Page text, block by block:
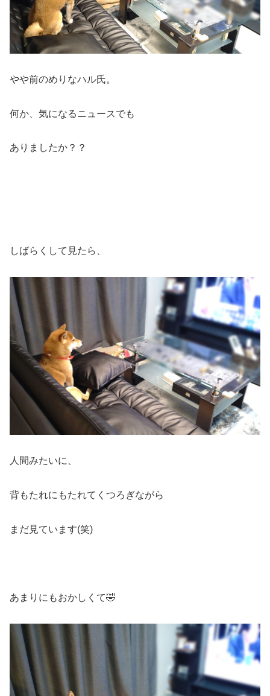
やや前のめりなハル氏。
何か、気になるニュースでも
ありましたか？？
しばらくして見たら、
人間みたいに、
背もたれにもたれてくつろぎながら
まだ見ています(笑)
あまりにもおかしくて🤣